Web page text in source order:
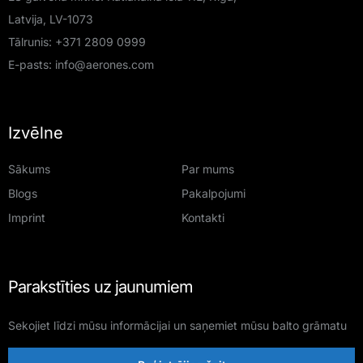
Latvija, LV-1073
Tālrunis: +371 2809 0999
E-pasts: info@aerones.com
Izvēlne
Sākums
Par mums
Blogs
Pakalpojumi
Imprint
Kontakti
Parakstīties uz jaunumiem
Sekojiet līdzi mūsu informācijai un saņemiet mūsu balto grāmatu